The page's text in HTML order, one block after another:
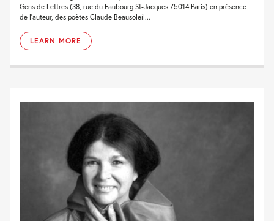
Gens de Lettres (38, rue du Faubourg St-Jacques 75014 Paris) en présence
de l'auteur, des poètes Claude Beausoleil...
LEARN MORE